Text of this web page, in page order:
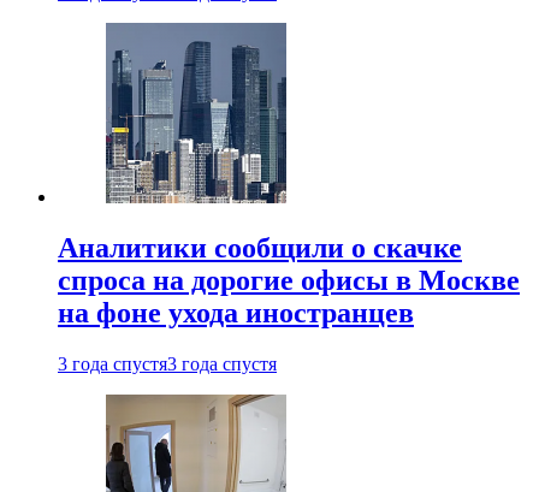
Аналитики сообщили о скачке
спроса на дорогие офисы в Москве
на фоне ухода иностранцев
3 года спустя3 года спустя